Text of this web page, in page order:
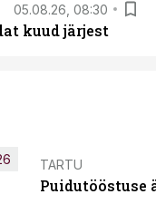
05.08.26, 08:30
kuud järjest
TARTU
Puidutööstuse